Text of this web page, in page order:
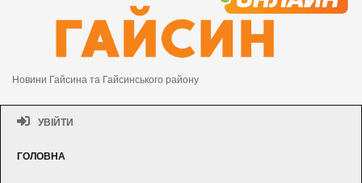
Новини Гайсина та Гайсинського району
УВІЙТИ
ГОЛОВНА